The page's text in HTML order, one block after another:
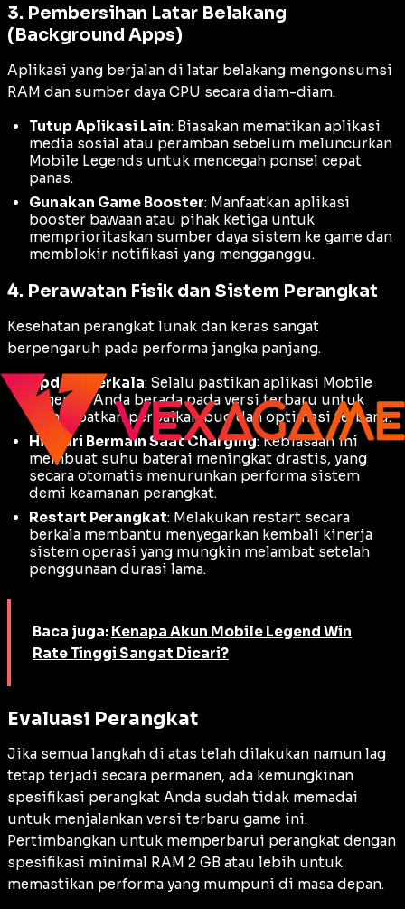
3. Pembersihan Latar Belakang
(Background Apps)
Aplikasi yang berjalan di latar belakang mengonsumsi
RAM dan sumber daya CPU secara diam-diam.
Tutup Aplikasi Lain: Biasakan mematikan aplikasi
media sosial atau peramban sebelum meluncurkan
Mobile Legends untuk mencegah ponsel cepat
panas.
Gunakan Game Booster: Manfaatkan aplikasi
booster bawaan atau pihak ketiga untuk
memprioritaskan sumber daya sistem ke game dan
memblokir notifikasi yang mengganggu.
4. Perawatan Fisik dan Sistem Perangkat
Kesehatan perangkat lunak dan keras sangat
berpengaruh pada performa jangka panjang.
Update Berkala: Selalu pastikan aplikasi Mobile
Legends Anda berada pada versi terbaru untuk
mendapatkan perbaikanbugdan optimasi terbaru.
Hindari Bermain Saat Charging: Kebiasaan ini
membuat suhu baterai meningkat drastis, yang
secara otomatis menurunkan performa sistem
demi keamanan perangkat.
Restart Perangkat: Melakukan restart secara
berkala membantu menyegarkan kembali kinerja
sistem operasi yang mungkin melambat setelah
penggunaan durasi lama.
Baca juga: Kenapa Akun Mobile Legend Win
Rate Tinggi Sangat Dicari?
Evaluasi Perangkat
Jika semua langkah di atas telah dilakukan namun lag
tetap terjadi secara permanen, ada kemungkinan
spesifikasi perangkat Anda sudah tidak memadai
untuk menjalankan versi terbaru game ini.
Pertimbangkan untuk memperbarui perangkat dengan
spesifikasi minimal RAM 2 GB atau lebih untuk
memastikan performa yang mumpuni di masa depan.